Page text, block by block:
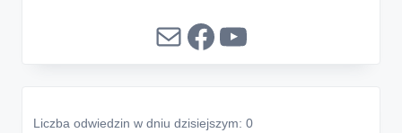
MailFacebook
YouTube
Liczba odwiedzin w dniu dzisiejszym: 0